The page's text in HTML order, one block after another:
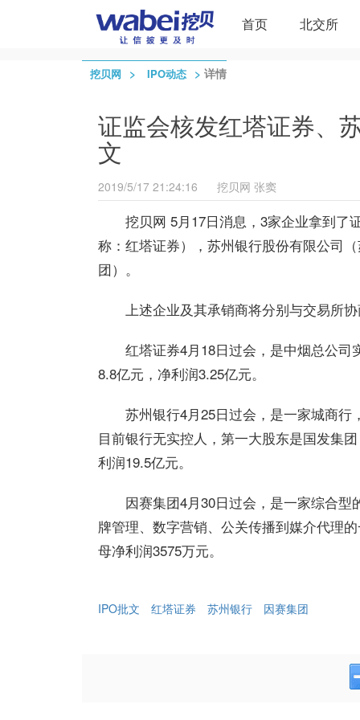
首页 北交所
挖贝网 > IPO动态 > 详情
证监会核发红塔证券、
文
2019/5/17 21:24:16 挖贝网 张窦
挖贝网 5月17日消息，3家企业拿到了
称：红塔证券），苏州银行股份有限公司
团）。
上述企业及其承销商将分别与交易所
红塔证券4月18日过会，是中烟总公
8.8亿元，净利润3.25亿元。
苏州银行4月25日过会，是一家城商
目前银行无实控人，第一大股东是国发集
利润19.5亿元。
因赛集团4月30日过会，是一家综合
牌管理、数字营销、公关传播到媒介代理
母净利润3575万元。
IPO批文 红塔证券 苏州银行 因赛集团